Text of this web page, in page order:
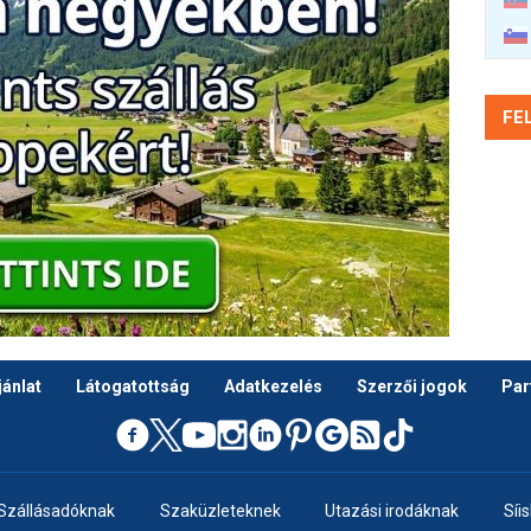
Látogatottság Adatkezelés Szerzői jogok
Szaküzleteknek Utazási irodáknak